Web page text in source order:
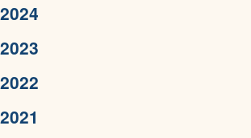
2024
2023
2022
2021